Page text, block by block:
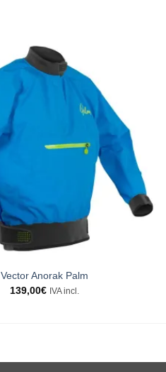
Vector Anorak Palm
139,00€ IVA incl.